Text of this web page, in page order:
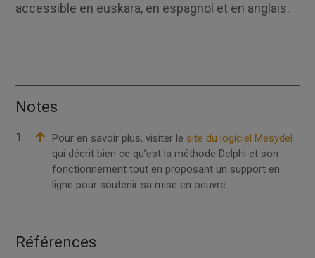
accessible en euskara, en espagnol et en anglais.
Notes
1 - Pour en savoir plus, visiter le site du logiciel Mesydel
qui décrit bien ce qu’est la méthode Delphi et son
fonctionnement tout en proposant un support en
ligne pour soutenir sa mise en oeuvre.
Références